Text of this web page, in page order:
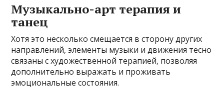
Музыкально-арт терапия и
танец
Хотя это несколько смещается в сторону других
направлений, элементы музыки и движения тесно
связаны с художественной терапией, позволяя
дополнительно выражать и проживать
эмоциональные состояния.